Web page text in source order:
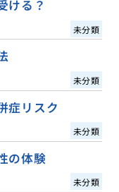
ける？
未分類
未分類
症リスク
未分類
の体験
未分類